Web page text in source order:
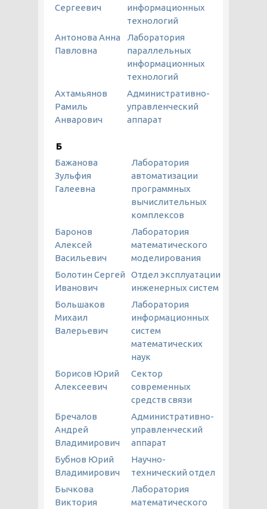
Сергеевич
информационных
технологий
Антонова Анна
Павловна
Лаборатория
параллельных
информационных
технологий
Ахтамьянов
Рамиль
Анварович
Административно-
управленческий
аппарат
Б
Бажанова
Зульфия
Галеевна
Лаборатория
автоматизации
программных
вычислительных
комплексов
Баронов
Алексей
Васильевич
Лаборатория
математического
моделирования
Болотин Сергей
Иванович
Отдел эксплуатации
инженерных систем
Большаков
Михаил
Валерьевич
Лаборатория
информационных
систем
математических
наук
Борисов Юрий
Алексеевич
Сектор
современных
средств связи
Бречалов
Андрей
Владимирович
Административно-
управленческий
аппарат
Бубнов Юрий
Владимирович
Научно-
технический отдел
Бычкова
Виктория
Лаборатория
математического